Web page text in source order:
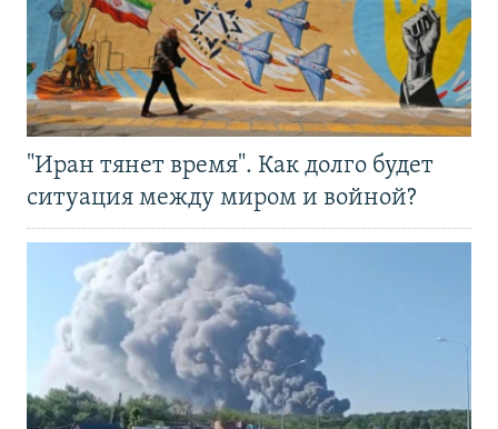
"Иран тянет время". Как долго будет
ситуация между миром и войной?